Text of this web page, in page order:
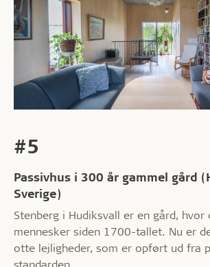
#5
Passivhus i 300 år gammel gård
Sverige)
Stenberg i Hudiksvall er en gård, hvor
mennesker siden 1700-tallet. Nu er
otte lejligheder, som er opført ud fra
standarden.